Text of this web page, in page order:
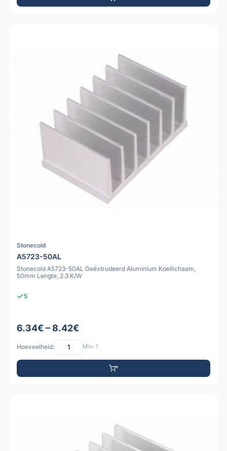
Stonecold
A5723-50AL
Stonecold A5723-50AL Geëxtrudeerd Aluminium Koellichaam,
50mm Lengte, 2.3 K/W
5
6.34€ – 8.42€
Hoeveelheid: Min: 1